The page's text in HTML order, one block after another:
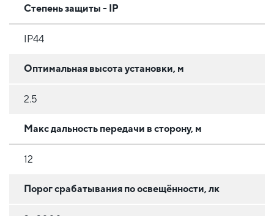
Степень защиты - IP
IP44
Оптимальная высота установки, м
2.5
Макс дальность передачи в сторону, м
12
Порог срабатывания по освещённости, лк